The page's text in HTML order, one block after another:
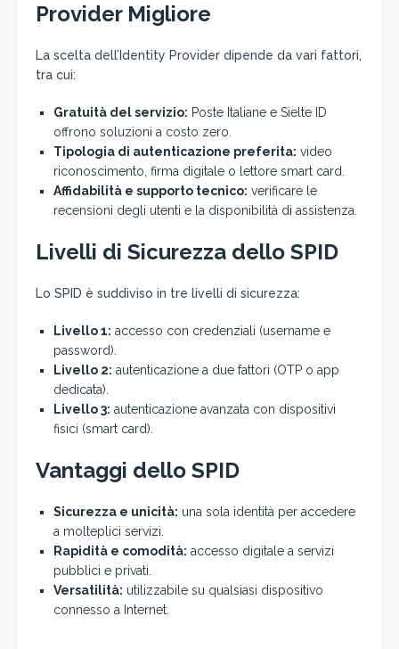
Provider Migliore
La scelta dell’Identity Provider dipende da vari fattori,
tra cui:
Gratuità del servizio: Poste Italiane e Sielte ID
offrono soluzioni a costo zero.
Tipologia di autenticazione preferita: video
riconoscimento, firma digitale o lettore smart card.
Affidabilità e supporto tecnico: verificare le
recensioni degli utenti e la disponibilità di assistenza.
Livelli di Sicurezza dello SPID
Lo SPID è suddiviso in tre livelli di sicurezza:
Livello 1: accesso con credenziali (username e
password).
Livello 2: autenticazione a due fattori (OTP o app
dedicata).
Livello 3: autenticazione avanzata con dispositivi
fisici (smart card).
Vantaggi dello SPID
Sicurezza e unicità: una sola identità per accedere
a molteplici servizi.
Rapidità e comodità: accesso digitale a servizi
pubblici e privati.
Versatilità: utilizzabile su qualsiasi dispositivo
connesso a Internet.